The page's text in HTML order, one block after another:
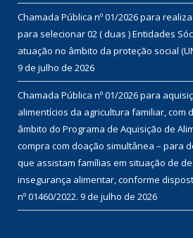
Chamada Pública nº 01/2026 para
para selecionar 02 ( duas ) Entidades
atuação no âmbito da proteção social
9 de julho de 2026
Chamada Pública nº 01/2026 para
alimentícios da agricultura familiar, com
âmbito do Programa de Aquisição de
compra com doação simultânea – para
que assistam famílias em situação de
insegurança alimentar, conforme
nº 01460/2022. 9 de julho de 2026